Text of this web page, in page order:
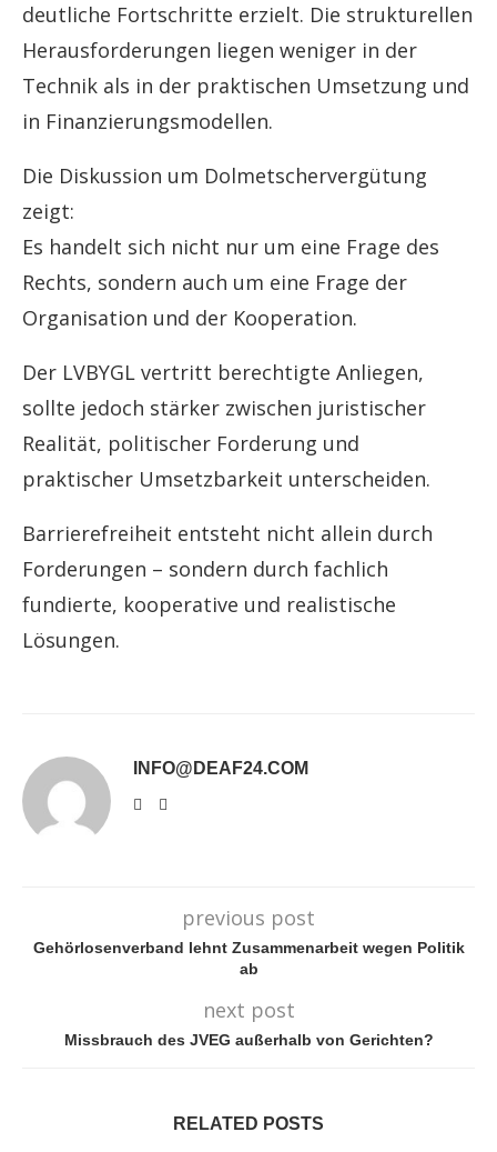
deutliche Fortschritte erzielt. Die strukturellen
Herausforderungen liegen weniger in der
Technik als in der praktischen Umsetzung und
in Finanzierungsmodellen.
Die Diskussion um Dolmetschervergütung
zeigt:
Es handelt sich nicht nur um eine Frage des
Rechts, sondern auch um eine Frage der
Organisation und der Kooperation.
Der LVBYGL vertritt berechtigte Anliegen,
sollte jedoch stärker zwischen juristischer
Realität, politischer Forderung und
praktischer Umsetzbarkeit unterscheiden.
Barrierefreiheit entsteht nicht allein durch
Forderungen – sondern durch fachlich
fundierte, kooperative und realistische
Lösungen.
INFO@DEAF24.COM
previous post
Gehörlosenverband lehnt Zusammenarbeit wegen Politik
ab
next post
Missbrauch des JVEG außerhalb von Gerichten?
RELATED POSTS